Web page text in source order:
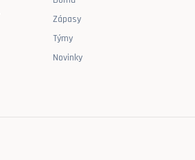
Zápasy
Týmy
Novinky